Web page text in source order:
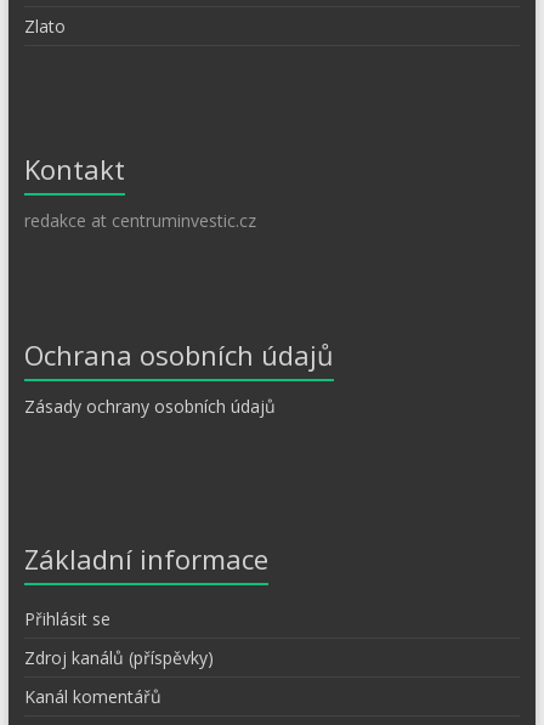
Zlato
Kontakt
redakce at centruminvestic.cz
Ochrana osobních údajů
Zásady ochrany osobních údajů
Základní informace
Přihlásit se
Zdroj kanálů (příspěvky)
Kanál komentářů